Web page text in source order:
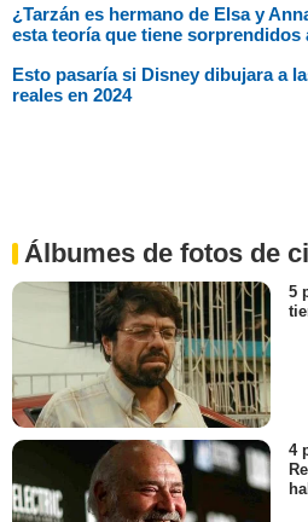
¿Tarzán es hermano de Elsa y
esta teoría que tiene sorprendidos
Esto pasaría si Disney dibujara a
reales en 2024
Álbumes de fotos de
5
4